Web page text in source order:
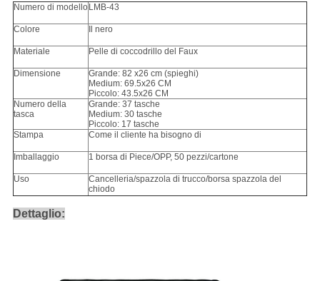
Numero di modello LMB-43
Colore Il nero
Materiale Pelle di coccodrillo del Faux
Dimensione
Grande: 82 x26 cm (spieghi)
Medium: 69.5x26 CM
Piccolo: 43.5x26 CM
Numero della
tasca
Grande: 37 tasche
Medium: 30 tasche
Piccolo: 17 tasche
Stampa
Come il cliente ha bisogno di
Imballaggio 1 borsa di Piece/OPP, 50 pezzi/cartone
Uso
Cancelleria/spazzola di trucco/borsa spazzola del
chiodo
Dettaglio: